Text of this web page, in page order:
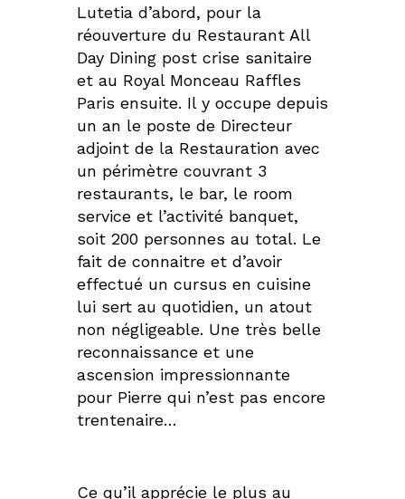
Lutetia d’abord, pour la
réouverture du Restaurant All
Day Dining post crise sanitaire
et au Royal Monceau Raffles
Paris ensuite. Il y occupe depuis
un an le poste de Directeur
adjoint de la Restauration avec
un périmètre couvrant 3
restaurants, le bar, le room
service et l’activité banquet,
soit 200 personnes au total. Le
fait de connaitre et d’avoir
effectué un cursus en cuisine
lui sert au quotidien, un atout
non négligeable. Une très belle
reconnaissance et une
ascension impressionnante
pour Pierre qui n’est pas encore
trentenaire…
Ce qu’il apprécie le plus au